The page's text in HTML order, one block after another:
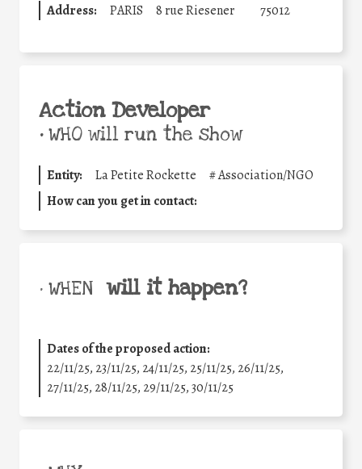
Address:
PARIS 8 rue Riesener 75012
Action Developer
•WHO will run the show
Entity: La Petite Rockette #Association/NGO
How can you get in contact:
• WHEN will it happen?
Dates of the proposed action:
22/11/25, 23/11/25, 24/11/25, 25/11/25, 26/11/25,
27/11/25, 28/11/25, 29/11/25,30/11/25